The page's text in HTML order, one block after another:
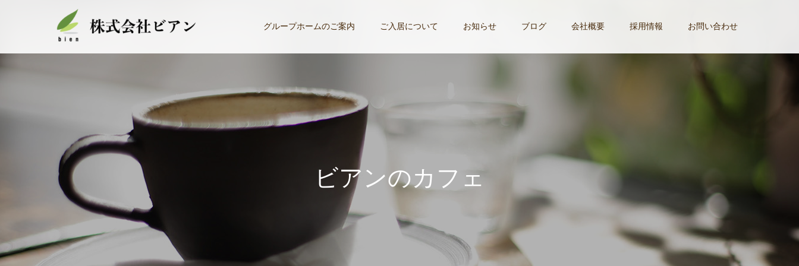
グループホームのご案内 ご入居について お知らせ ブログ 会社概要 採用情報 お問い合わせ
ビア ンのカ フ ェ